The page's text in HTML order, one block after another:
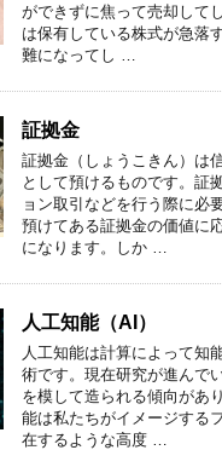
ができずに焦って売却して
は保有している株式が急落
難になってし …
証拠金
証拠金（しょうこきん）は
として預けるものです。証
ョン取引などを行う際に必
預けてある証拠金の価値に
になります。しか …
人工知能（AI）
人工知能は計算によって知
術です。現在研究が進んで
を模して造られる傾向があ
能は私たちがイメージする
在するような高度 …